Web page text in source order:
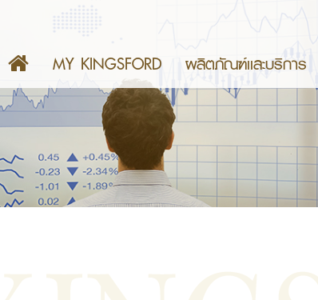
MY KINGSFORD ผลิตภัณฑ์เเละบริการ